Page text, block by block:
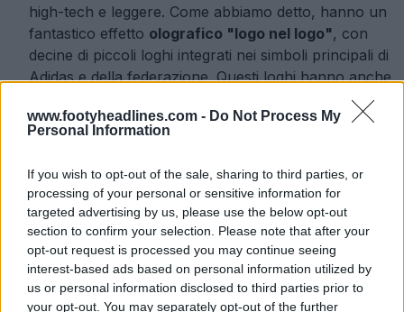
www.footyheadlines.com - Do Not Process My
Personal Information
If you wish to opt-out of the sale, sharing to third parties, or
processing of your personal or sensitive information for
targeted advertising by us, please use the below opt-out
section to confirm your selection. Please note that after your
opt-out request is processed you may continue seeing
interest-based ads based on personal information utilized by
us or personal information disclosed to third parties prior to
your opt-out. You may separately opt-out of the further
high-tech e leggere. Come abbiamo detto, hanno un
fantastico effetto olografico "logo nel logo", con
decine di piccoli loghi integrati nei simboli principali di
Adidas e della federazione. Questi loghi hanno anche
contraffazione.